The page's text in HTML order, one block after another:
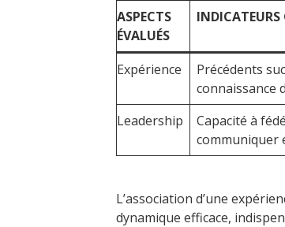
ASPECTS
ÉVALUÉS
INDICATEURS
Expérience
Précédents
connaissance
Leadership
Capacité à
communiquer
L’association d’une
dynamique efficace,